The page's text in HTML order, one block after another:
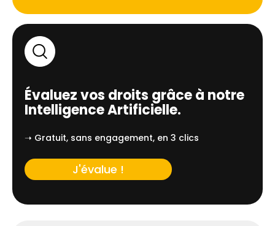
Évaluez vos droits grâce à notre
Intelligence Artificielle.
➝ Gratuit, sans engagement, en 3 clics
J'évalue !